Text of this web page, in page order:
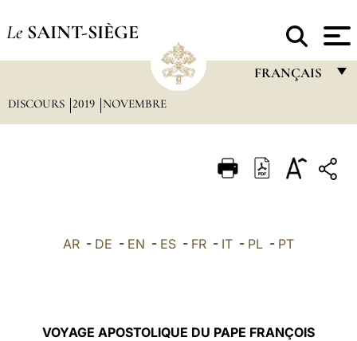
Le SAINT-SIÈGE
FRANÇAIS
ITALIANO
DISCOURS 2019 NOVEMBRE
AR - DE - EN - ES - FR - IT - PL - PT
VOYAGE APOSTOLIQUE DU PAPE FRANÇOIS